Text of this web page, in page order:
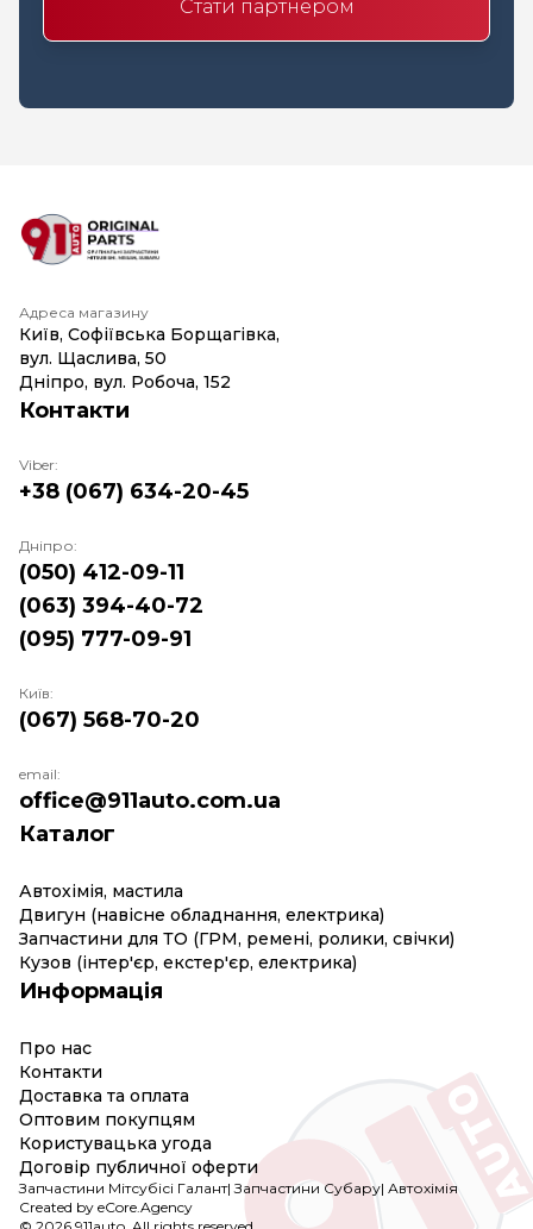
Стати партнером
Адреса магазину
Київ, Софіївська Борщагівка,
вул. Щаслива, 50
Дніпро, вул. Робоча, 152
Каталог
Автохімія, мастила
Двигун (навісне обладнання, електрика)
Запчастини для ТО (ГРМ, ремені, ролики, свічки)
Кузов (інтер'єр, екстер'єр, електрика)
Информація
Про нас
Контакти
Доставка та оплата
Оптовим покупцям
Користувацька угода
Договір публичної оферти
Контакти
Viber:
+38 (067) 634-20-45
Дніпро:
(050) 412-09-11
(063) 394-40-72
(095) 777-09-91
Київ:
(067) 568-70-20
email:
office@911auto.com.ua
Created by eCore.Agency
Запчастини Мітсубісі Галант|Запчастини Субару| Автохімія